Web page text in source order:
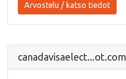
Arvostelu / katso tiedot
canadavisaelect...ot.com